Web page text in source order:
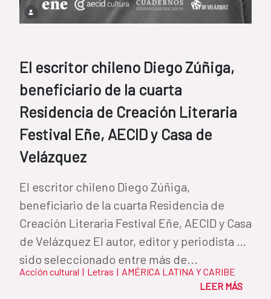
El escritor chileno Diego Zúñiga,
beneficiario de la cuarta
Residencia de Creación Literaria
Festival Eñe, AECID y Casa de
Velázquez
El escritor chileno Diego Zúñiga,
beneficiario de la cuarta Residencia de
Creación Literaria Festival Eñe, AECID y Casa
de Velázquez El autor, editor y periodista ha
sido seleccionado entre más de...
Acción cultural | Letras | AMÉRICA LATINA Y CARIBE
LEER MÁS